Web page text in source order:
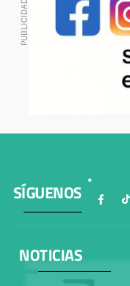
SÍGUENOS
NOTICIAS